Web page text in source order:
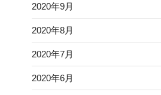
2020年9月
2020年8月
2020年7月
2020年6月